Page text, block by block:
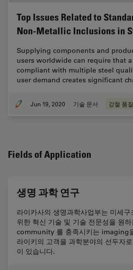
Top Issues Related to
Non-Metallic Inclusions in
Supplying components and
users worldwide can require that
compliant with multiple steel
user demand creates significant
Jun 19, 2020 기술 문서 강철 품질
Fields of Application
생명 과학 연구
라이카사의 생명과학사업부는 미세
위한 혁신 기술 및 기술 전문성을 원
community 를 충족시키는 imaging
라이키의 고객을 과학분야의 선두자
이 있습니다.